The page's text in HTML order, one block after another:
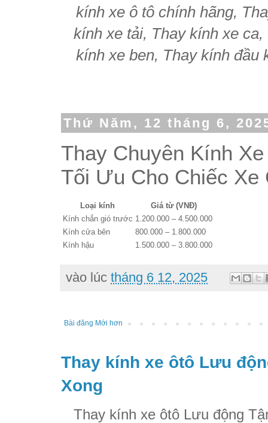
kính xe ô tô chính hãng,
kính xe tải, Thay kính xe
kính xe ben, Thay kính đầu
Thứ Năm, 12 tháng 6,
Thay Chuyên Kính
Tối Ưu Cho Chiếc Xe
Loại kính
Giá từ (VNĐ)
Kính chắn gió trước 1.200.000 – 4.500.000
Kính cửa bên
800.000 – 1.800.000
Kính hậu
1.500.000 – 3.800.000
vào lúc tháng 6 12, 2025
Bài đăng Mới hơn
Thay kính xe ôtô Lưu
Xong
Thay kính xe ôtô Lưu động